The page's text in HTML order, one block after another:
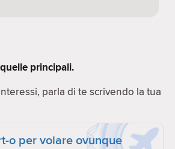
principali.
parla di te scrivendo la tua
o per volare ovunque